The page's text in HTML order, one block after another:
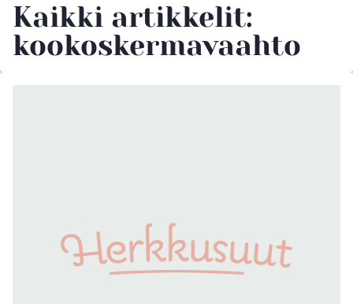
Kaikki artikkelit:
kookoskermavaahto